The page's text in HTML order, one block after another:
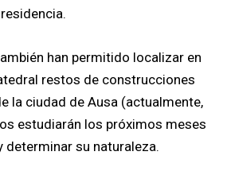
han permitido localizar en
restos de construcciones
la ciudad de Ausa (actualmente,
estudiarán los próximos meses
determinar su naturaleza.